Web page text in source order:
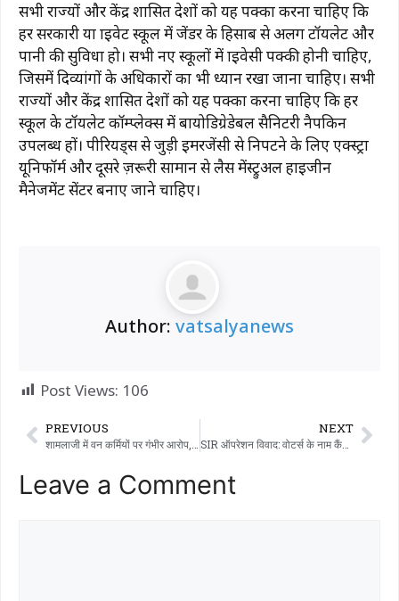
सभी राज्यों और केंद्र शासित प्रदेशों को यह पक्का करना चाहिए कि
हर सरकारी या प्राइवेट स्कूल में जेंडर के हिसाब से अलग टॉयलेट और
पानी की सुविधा हो। सभी नए स्कूलों में प्राइवेसी पक्की होनी चाहिए,
जिसमें दिव्यांगों के अधिकारों का भी ध्यान रखा जाना चाहिए। सभी
राज्यों और केंद्र शासित प्रदेशों को यह पक्का करना चाहिए कि हर
स्कूल के टॉयलेट कॉम्प्लेक्स में बायोडिग्रेडेबल सैनिटरी नैपकिन
उपलब्ध हों। पीरियड्स से जुड़ी इमरजेंसी से निपटने के लिए एक्स्ट्रा
यूनिफॉर्म और दूसरे ज़रूरी सामान से लैस मेंस्ट्रुअल हाइजीन
मैनेजमेंट सेंटर बनाए जाने चाहिए।
Author: vatsalyanews
Post Views: 106
PREVIOUS NEXT
SIR ऑपरेशन विवाद: वोटर्स के नाम कैंसिल करने के लिए 9.88 लाख फॉर्म-7 भरे गए, चुनाव आयोग की चुप्पी से हंगामा!
Leave a Comment